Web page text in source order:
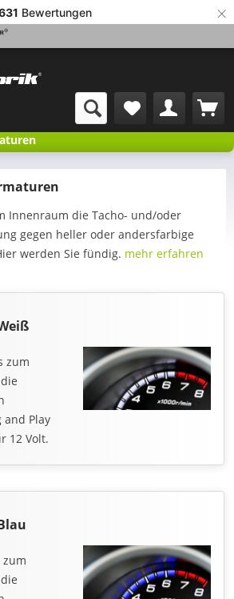
Bewertungen ×
Innenraum die Tacho- und/oder
gegen heller oder andersfarbige
werden Sie fündig. mehr erfahren
zum
and Play
12 Volt.
zum